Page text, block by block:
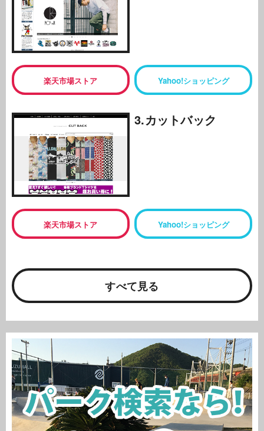
楽天市場ストア Yahoo!ショッピング
3.カットバック
楽天市場ストア Yahoo!ショッピング
すべて見る